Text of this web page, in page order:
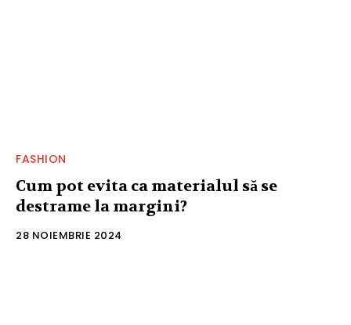
FASHION
Cum pot evita ca materialul să se
destrame la margini?
28 NOIEMBRIE 2024